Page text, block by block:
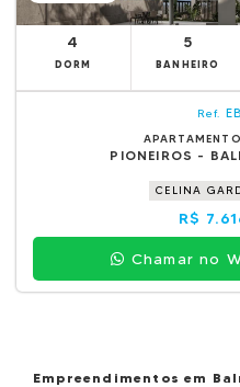
4
DORM
5
BANHEIRO
Ref.
PIONEIROS -
CELINA
R$
Chamar no
Empreendimentos em